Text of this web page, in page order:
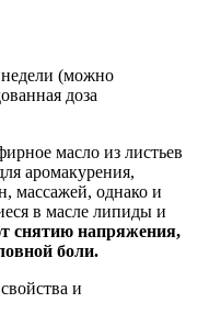
(можно
доза
масло из листьев
аромакурения,
массажей, однако и
в масле липиды и
снятию напряжения,
боли.